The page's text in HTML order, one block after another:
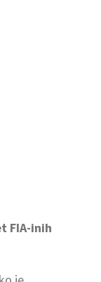
FIA-inih